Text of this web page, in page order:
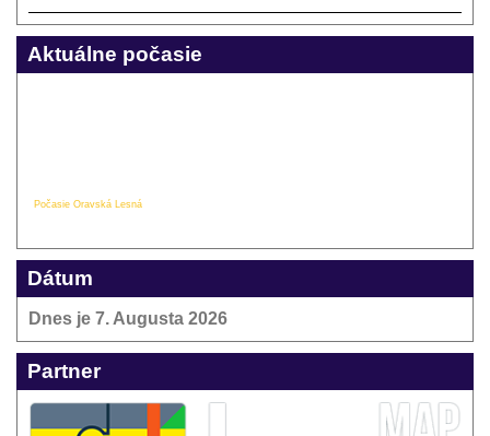
Aktuálne počasie
Počasie Oravská Lesná
Dátum
Dnes je 7. Augusta 2026
Partner